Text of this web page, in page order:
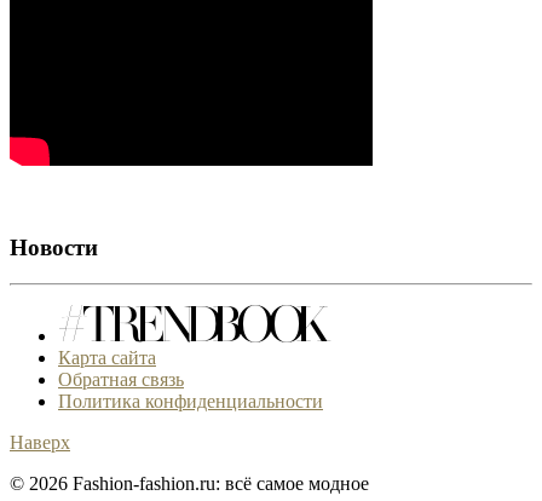
Новости
Карта сайта
Обратная связь
Политика конфиденциальности
Наверх
© 2026 Fashion-fashion.ru: всё самое модное